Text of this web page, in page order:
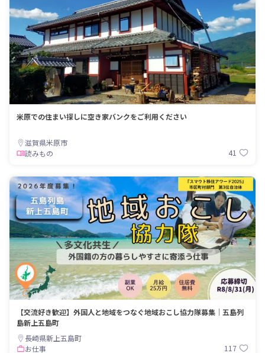
米原での住まい探しに空き家バンクをご利用ください
滋賀県米原市
読みもの
41
【交流好き歓迎】外国人と地域をつなぐ地域おこし協力隊募集｜五島列
島新上五島町
長崎県新上五島町
お仕事
117